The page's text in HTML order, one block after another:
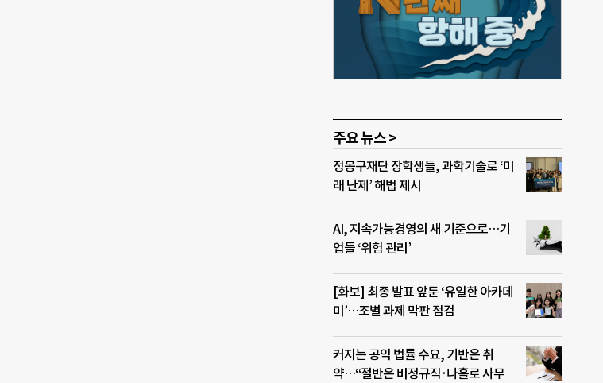
주요 뉴스 >
정몽구재단 장학생들, 과학기술로 ‘미
래 난제’ 해법 제시
AI, 지속가능경영의 새 기준으로…기
업들 ‘위험 관리’
[화보] 최종 발표 앞둔 ‘유일한 아카데
미’…조별 과제 막판 점검
커지는 공익 법률 수요, 기반은 취
약…“절반은 비정규직·나홀로 사무